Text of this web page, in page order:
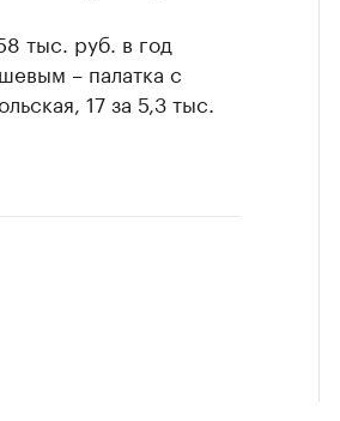
тыс. руб. в год
– палатка с
17 за 5,3 тыс.